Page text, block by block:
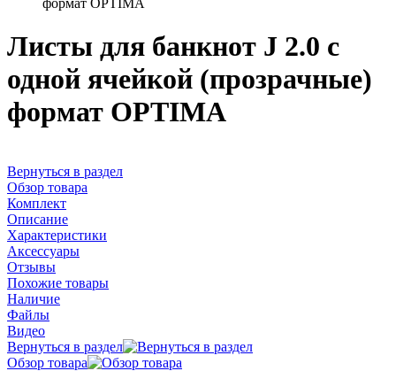
формат OPTIMA
Листы для банкнот J 2.0 с
одной ячейкой (прозрачные)
формат OPTIMA
Вернуться в раздел
Обзор товара
Комплект
Описание
Характеристики
Аксессуары
Отзывы
Похожие товары
Наличие
Файлы
Видео
Вернуться в раздел
Обзор товара